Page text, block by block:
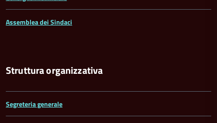
Assemblea dei Sindaci
Struttura organizzativa
Segreteria generale